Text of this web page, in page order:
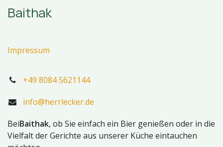
Baithak
Impressum
+49 8084 5621144
info@herrlecker.de
BeiBaithak, ob Sie einfach ein Bier genießen oder in die
Vielfalt der Gerichte aus unserer Küche eintauchen